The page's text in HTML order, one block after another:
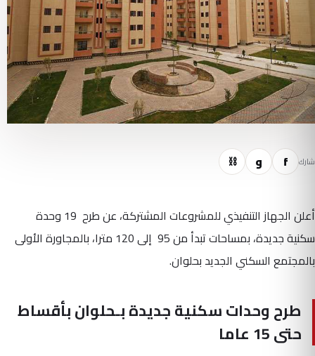
شارك f و ⛓
أعلن الجهاز التنفيذي للمشروعات المشتركة، عن طرح 19 وحدة
سكنية جديدة، بمساحات تبدأ من 95 إلى 120 مترا، بالمجاورة الأولى
بالمجتمع السكني الجديد بحلوان.
طرح وحدات سكنية جديدة بـحلوان بأقساط
حتى 15 عاما